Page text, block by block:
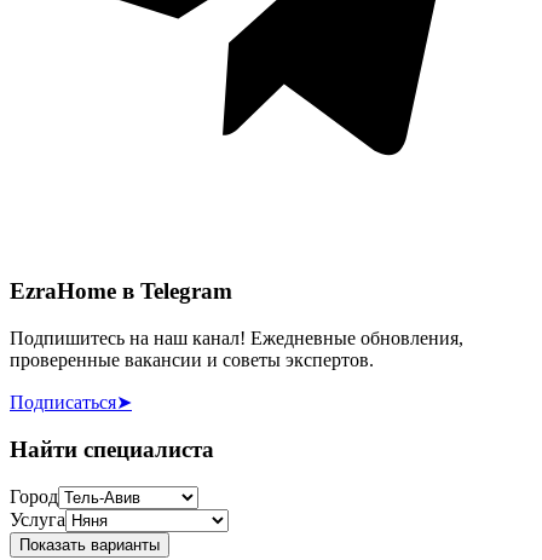
EzraHome в Telegram
Подпишитесь на наш канал! Ежедневные обновления,
проверенные вакансии и советы экспертов.
Подписаться➤
Найти специалиста
Город
Услуга
Показать варианты